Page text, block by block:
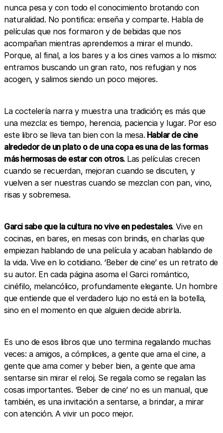
nunca pesa y con todo el conocimiento brotando con
naturalidad. No pontifica: enseña y comparte. Habla de
películas que nos formaron y de bebidas que nos
acompañan mientras aprendemos a mirar el mundo.
Porque, al final, a los bares y a los cines vamos a lo mismo:
entramos buscando un gran rato, nos refugian y nos
acogen, y salimos siendo un poco mejores.
La coctelería narra y muestra una tradición; es más que
una mezcla: es tiempo, herencia, paciencia y lugar. Por eso
este libro se lleva tan bien con la mesa. Hablar de cine
alrededor de un plato o de una copa es una de las formas
más hermosas de estar con otros.Las películas crecen
cuando se recuerdan, mejoran cuando se discuten, y
vuelven a ser nuestras cuando se mezclan con pan, vino,
risas y sobremesa.
Garci sabe que la cultura no vive en pedestales. Vive en
cocinas, en bares, en mesas con brindis, en charlas que
empiezan hablando de una película y acaban hablando de
la vida. Vive en lo cotidiano. ‘Beber de cine’ es un retrato de
su autor. En cada página asoma el Garci romántico,
cinéfilo, melancólico, profundamente elegante. Un hombre
que entiende que el verdadero lujo no está en la botella,
sino en el momento en que alguien decide abrirla.
Es uno de esos libros que uno termina regalando muchas
veces: a amigos, a cómplices, a gente que ama el cine, a
gente que ama comer y beber bien, a gente que ama
sentarse sin mirar el reloj. Se regala como se regalan las
cosas importantes. ‘Beber de cine’ no es un manual, que
también, es una invitación a sentarse, a brindar, a mirar
con atención. A vivir un poco mejor.